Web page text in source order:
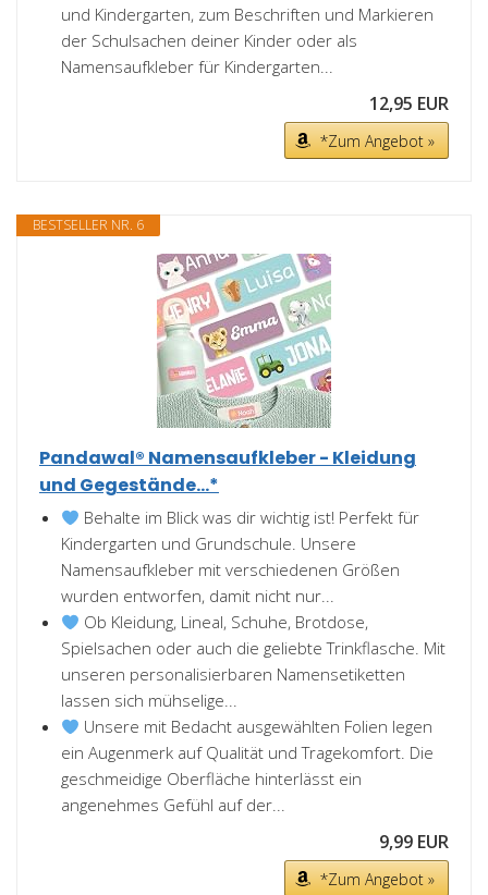
und Kindergarten, zum Beschriften und Markieren
der Schulsachen deiner Kinder oder als
Namensaufkleber für Kindergarten...
12,95 EUR
*Zum Angebot »
BESTSELLER NR. 6
Pandawal® Namensaufkleber - Kleidung
und Gegestände...*
Behalte im Blick was dir wichtig ist! Perfekt für
Kindergarten und Grundschule. Unsere
Namensaufkleber mit verschiedenen Größen
wurden entworfen, damit nicht nur...
Ob Kleidung, Lineal, Schuhe, Brotdose,
Spielsachen oder auch die geliebte Trinkflasche. Mit
unseren personalisierbaren Namensetiketten
lassen sich mühselige...
Unsere mit Bedacht ausgewählten Folien legen
ein Augenmerk auf Qualität und Tragekomfort. Die
geschmeidige Oberfläche hinterlässt ein
angenehmes Gefühl auf der...
9,99 EUR
*Zum Angebot »